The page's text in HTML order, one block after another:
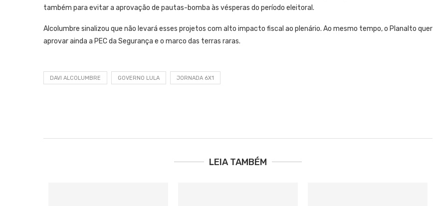
também para evitar a aprovação de pautas-bomba às vésperas do período eleitoral.
Alcolumbre sinalizou que não levará esses projetos com alto impacto fiscal ao plenário. Ao mesmo tempo, o Planalto quer
aprovar ainda a PEC da Segurança e o marco das terras raras.
DAVI ALCOLUMBRE GOVERNO LULA JORNADA 6X1
LEIA TAMBÉM